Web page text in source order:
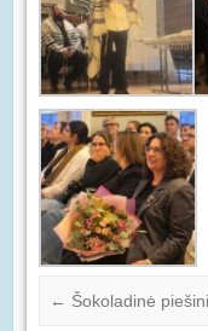
← Šokoladinė